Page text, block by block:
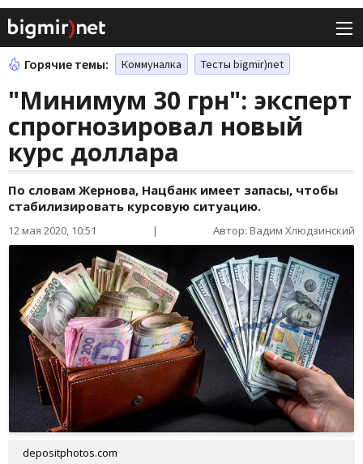
Горячие темы: Коммуналка Тесты bigmir)net
"Минимум 30 грн": эксперт
спрогнозировал новый
курс доллара
По словам Жернова, Нацбанк имеет запасы, чтобы
стабилизировать курсовую ситуацию.
12 мая 2020, 10:51 | Автор: Вадим Хлюдзинский
depositphotos.com